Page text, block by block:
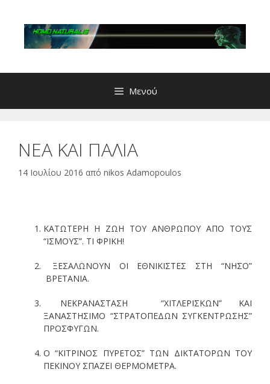
περιεχόμενο
Μενού
ΝΕΑ ΚΑΙ ΠΑΛΙΑ
14 Ιουλίου 2016 από nikos Adamopoulos
ΚΑΤΩΤΕΡΗ Η ΖΩΗ ΤΟΥ ΑΝΘΡΩΠΟΥ ΑΠΟ ΤΟΥΣ
“ΙΣΜΟΥΣ”. ΤΙ ΦΡΙΚΗ!
ΞΕΣΑΛΩΝΟΥΝ ΟΙ ΕΘΝΙΚΙΣΤΕΣ ΣΤΗ “ΝΗΣΟ”
ΒΡΕΤΑΝΙΑ.
ΝΕΚΡΑΝΑΣΤΑΣΗ “ΧΙΤΛΕΡΙΣΚΩΝ” ΚΑΙ
ΞΑΝΑΣΤΗΣΙΜΟ “ΣΤΡΑΤΟΠΕΔΩΝ ΣΥΓΚΕΝΤΡΩΣΗΣ”
ΠΡΟΣΦΥΓΩΝ.
Ο “ΚΙΤΡΙΝΟΣ ΠΥΡΕΤΟΣ” ΤΩΝ ΔΙΚΤΑΤΟΡΩΝ ΤΟΥ
ΠΕΚΙΝΟΥ ΣΠΑΖΕΙ ΘΕΡΜΟΜΕΤΡΑ.